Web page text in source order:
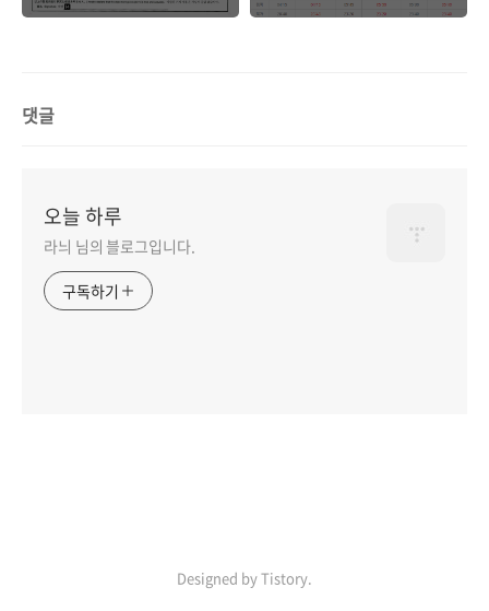
댓글
오늘 하루
라늬 님의 블로그입니다.
구독하기
Designed by Tistory.